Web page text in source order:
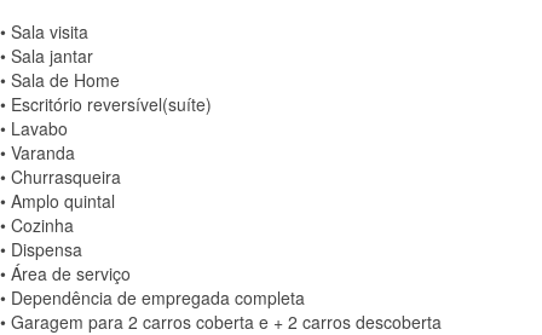
• Sala visita
• Sala jantar
• Sala de Home
• Escritório reversível(suíte)
• Lavabo
• Varanda
• Churrasqueira
• Amplo quintal
• Cozinha
• Dispensa
• Área de serviço
• Dependência de empregada completa
• Garagem para 2 carros coberta e + 2 carros descoberta